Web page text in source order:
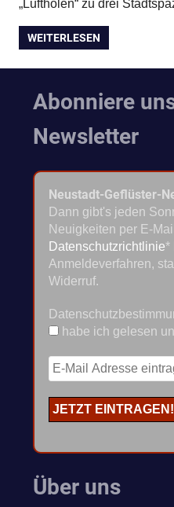
„Luftholen“ zu drei
WEITERLESEN
Abonniere
Newsletter
Neustadt-Geflüster-
Dann gibt's jeden
Neuigkeiten per E-
Datenschutzrichtlinie*
Anmeldeverfahren,
Widerruf.
habe ich gelesen
Über uns